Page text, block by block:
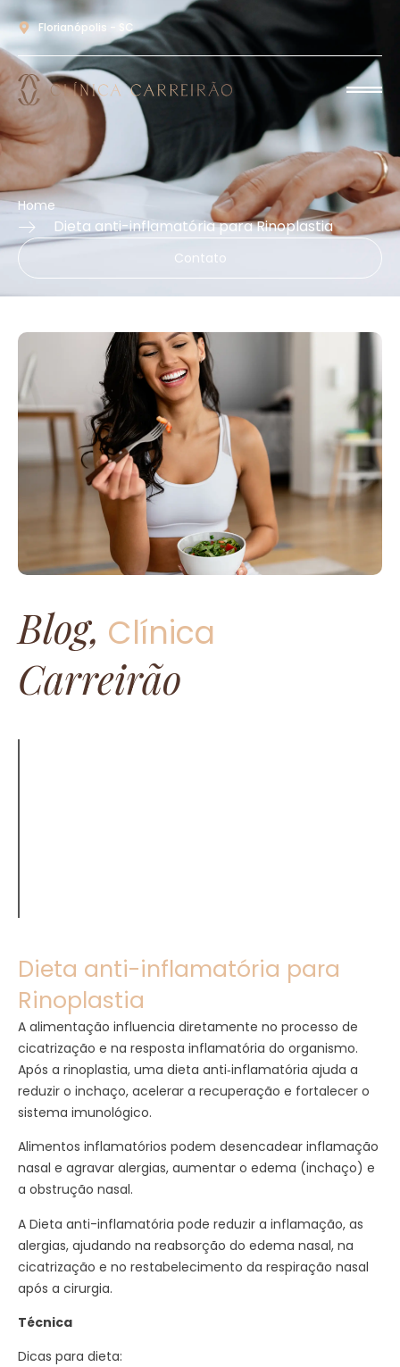
Florianópolis - SC
Home
Dieta anti-inflamatória para Rinoplastia
Contato
Blog, Clínica
Carreirão
Dieta anti-inflamatória para
Rinoplastia
A alimentação influencia diretamente no processo de
cicatrização e na resposta inflamatória do organismo.
Após a rinoplastia, uma dieta anti‑inflamatória ajuda a
reduzir o inchaço, acelerar a recuperação e fortalecer o
sistema imunológico.
Alimentos inflamatórios podem desencadear inflamação
nasal e agravar alergias, aumentar o edema (inchaço) e
a obstrução nasal.
A Dieta anti-inflamatória pode reduzir a inflamação, as
alergias, ajudando na reabsorção do edema nasal, na
cicatrização e no restabelecimento da respiração nasal
após a cirurgia.
Técnica
Dicas para dieta: